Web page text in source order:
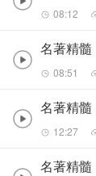
08:12
名著精髓
08:51
12:27
名著精髓